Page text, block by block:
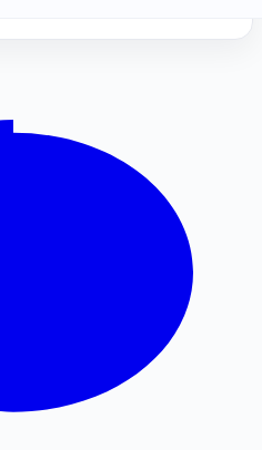
고양이보호소
남양주이혼전문변호사